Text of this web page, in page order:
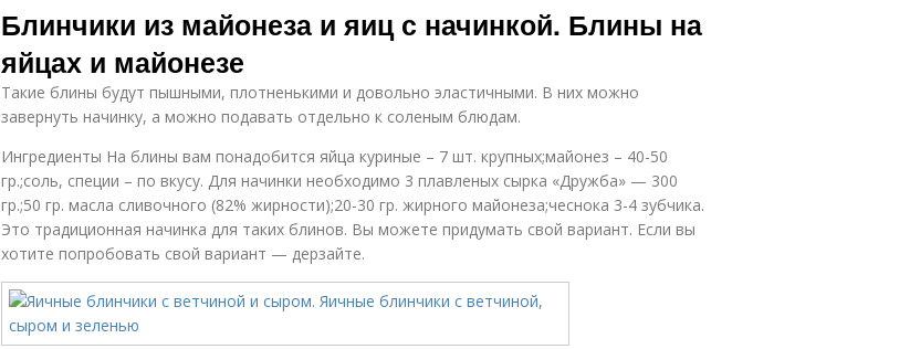
Блинчики из майонеза и яиц с начинкой. Блины на
яйцах и майонезе
Такие блины будут пышными, плотненькими и довольно эластичными. В них можно
завернуть начинку, а можно подавать отдельно к соленым блюдам.
Ингредиенты На блины вам понадобится яйца куриные – 7 шт. крупных;майонез – 40-50
гр.;соль, специи – по вкусу. Для начинки необходимо 3 плавленых сырка «Дружба» — 300
гр.;50 гр. масла сливочного (82% жирности);20-30 гр. жирного майонеза;чеснока 3-4 зубчика.
Это традиционная начинка для таких блинов. Вы можете придумать свой вариант. Если вы
хотите попробовать свой вариант — дерзайте.